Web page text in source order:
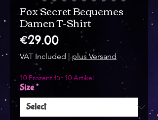
Fox Secret Bequemes
Damen T-Shirt
€29.00Price
VAT Included |plus Versand
10 Prozent für 10 Artikel
Size*